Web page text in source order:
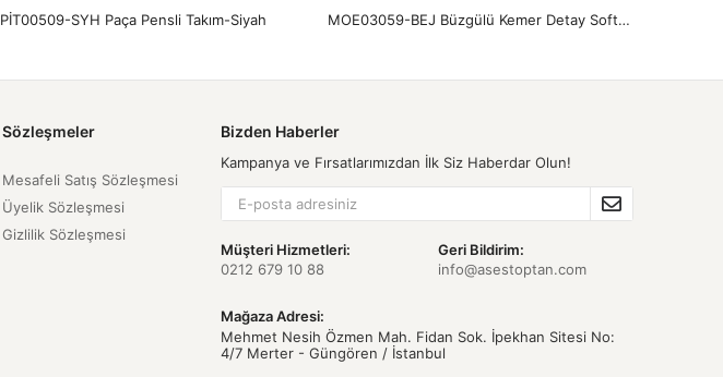
PİT00509-SYH Paça Pensli Takım-Siyah MOE03059-BEJ Büzgülü Kemer Detay Soft Etek-Bej
Sözleşmeler
Mesafeli Satış Sözleşmesi
Üyelik Sözleşmesi
Gizlilik Sözleşmesi
Bizden Haberler
Kampanya ve Fırsatlarımızdan İlk Siz Haberdar Olun!
Müşteri Hizmetleri:
0212 679 10 88
Geri Bildirim:
info@asestoptan.com
Mağaza Adresi:
Mehmet Nesih Özmen Mah. Fidan Sok. İpekhan Sitesi No:
4/7 Merter - Güngören / İstanbul